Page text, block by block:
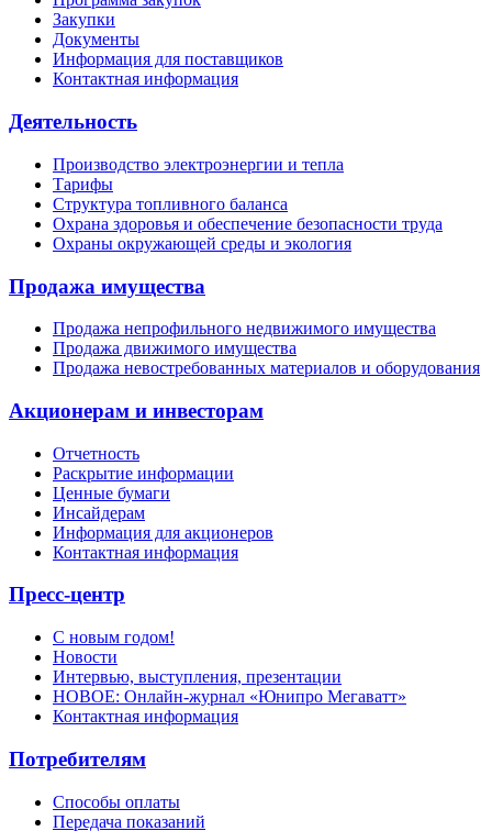
Закупки
Документы
Информация для поставщиков
Контактная информация
Деятельность
Производство электроэнергии и тепла
Тарифы
Структура топливного баланса
Охрана здоровья и обеспечение безопасности труда
Охраны окружающей среды и экология
Продажа имущества
Продажа непрофильного недвижимого имущества
Продажа движимого имущества
Продажа невостребованных материалов и оборудования
Акционерам и инвесторам
Отчетность
Раскрытие информации
Ценные бумаги
Инсайдерам
Информация для акционеров
Контактная информация
Пресс-центр
С новым годом!
Новости
Интервью, выступления, презентации
НОВОЕ: Онлайн-журнал «Юнипро Мегаватт»
Контактная информация
Потребителям
Способы оплаты
Передача показаний